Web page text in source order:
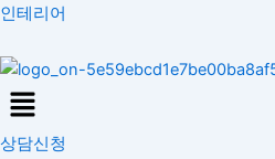
콘
츠
로
건
너
인테리어
Menu
상담신청